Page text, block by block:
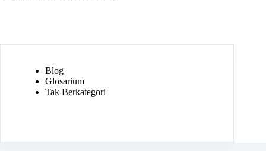
Blog
Glosarium
Tak Berkategori